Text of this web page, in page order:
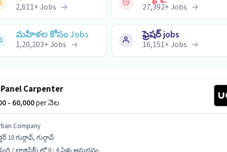
2,611+Jobs 27,392+Jobs
మహిళల కోసం Jobs
1,20,203+Jobs
ఫ్రెషర్ jobs
16,151+Jobs
Carpenter
- 60,000per నెల
Company
10 గుర్గావ్, గుర్గావ్